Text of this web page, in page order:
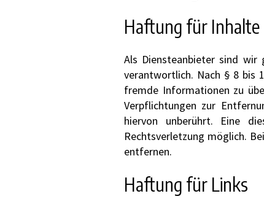
Haftung für Inhalte
Als Diensteanbieter sind wir
verantwortlich. Nach § 8 bis
fremde Informationen zu
Verpflichtungen zur
hiervon unberührt. Eine
Rechtsverletzung möglich.
entfernen.
Haftung für Links